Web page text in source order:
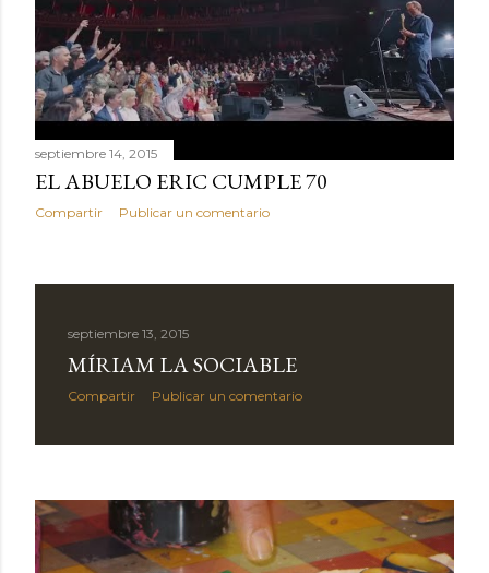
septiembre 14, 2015
EL ABUELO ERIC CUMPLE 70
Compartir Publicar un comentario
septiembre 13, 2015
MÍRIAM LA SOCIABLE
Compartir Publicar un comentario